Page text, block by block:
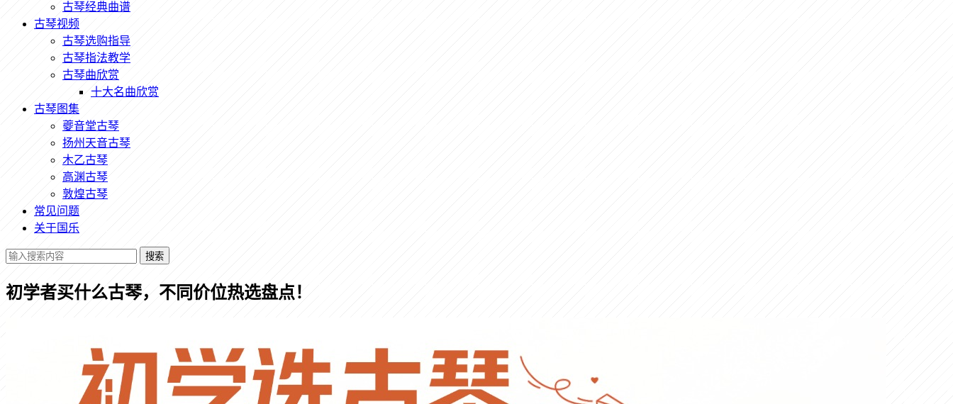
古琴经典曲谱
古琴视频
古琴选购指导
古琴指法教学
古琴曲欣赏
十大名曲欣赏
古琴图集
夔音堂古琴
扬州天音古琴
木乙古琴
高渊古琴
敦煌古琴
常见问题
关于国乐
搜索
初学者买什么古琴，不同价位热选盘点！